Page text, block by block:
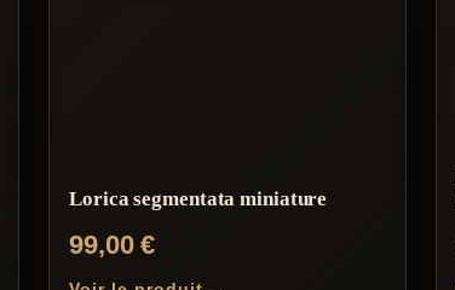
Lorica segmentata miniature
99,00€